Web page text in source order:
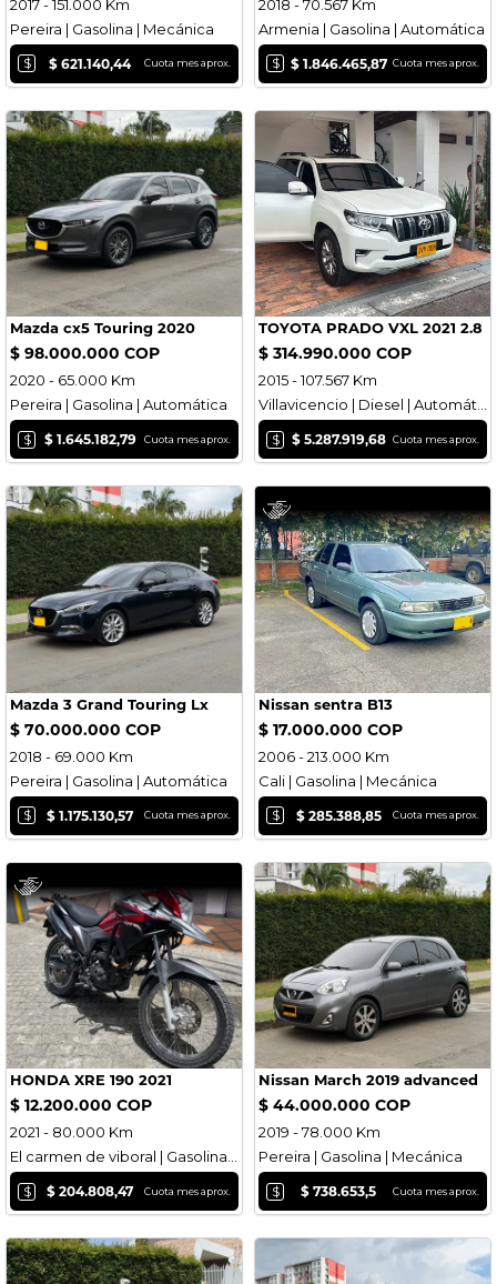
2017 - 151.000 Km
Pereira | Gasolina | Mecánica
$ $ 621.140,44 Cuota mes aprox.
2018 - 70.567 Km
Armenia | Gasolina | Automática
$ $ 1.846.465,87 Cuota mes aprox.
Mazda cx5 Touring 2020
$ 98.000.000 COP
2020 - 65.000 Km
Pereira | Gasolina | Automática
$ $ 1.645.182,79 Cuota mes aprox.
TOYOTA PRADO VXL 2021 2.8
$ 314.990.000 COP
2015 - 107.567 Km
Villavicencio | Diesel | Automática
$ $ 5.287.919,68 Cuota mes aprox.
Mazda 3 Grand Touring Lx
$ 70.000.000 COP
2018 - 69.000 Km
Pereira | Gasolina | Automática
$ $ 1.175.130,57 Cuota mes aprox.
Nissan sentra B13
$ 17.000.000 COP
2006 - 213.000 Km
Cali | Gasolina | Mecánica
$ $ 285.388,85 Cuota mes aprox.
HONDA XRE 190 2021
$ 12.200.000 COP
2021 - 80.000 Km
El carmen de viboral | Gasolina | Mecánica
$ $ 204.808,47 Cuota mes aprox.
Nissan March 2019 advanced
$ 44.000.000 COP
2019 - 78.000 Km
Pereira | Gasolina | Mecánica
$ $ 738.653,5 Cuota mes aprox.